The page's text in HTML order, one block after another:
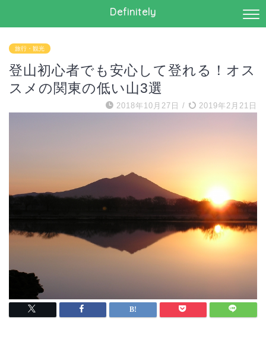
Definitely
旅行・観光
登山初心者でも安心して登れる！オス
スメの関東の低い山3選
2018年10月27日 / 2019年2月21日